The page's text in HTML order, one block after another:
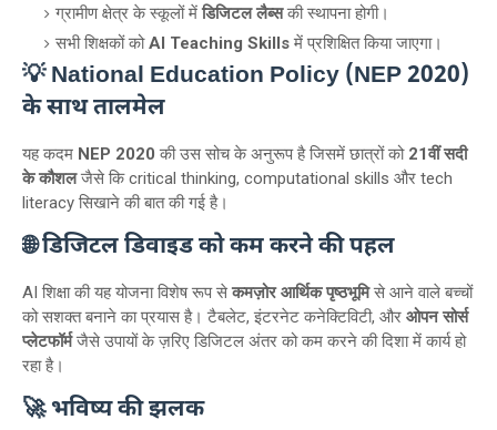
ग्रामीण क्षेत्र के स्कूलों में डिजिटल लैब्सकी स्थापना होगी।
सभी शिक्षकों कोAI Teaching Skills में प्रशिक्षित किया जाएगा।
💡 National Education Policy (NEP 2020)
के साथ तालमेल
यह कदम NEP 2020 की उस सोच के अनुरूप है जिसमें छात्रों को 21वीं सदी
के कौशलजैसे कि critical thinking, computational skills और tech
literacy सिखाने की बात की गई है।
🌐 डिजिटल डिवाइड को कम करने की पहल
AI शिक्षा की यह योजना विशेष रूप से कमज़ोर आर्थिक पृष्ठभूमिसे आने वाले बच्चों
को सशक्त बनाने का प्रयास है। टैबलेट, इंटरनेट कनेक्टिविटी, और ओपन सोर्स
प्लेटफॉर्मजैसे उपायों के ज़रिए डिजिटल अंतर को कम करने की दिशा में कार्य हो
रहा है।
🚀 भविष्य की झलक